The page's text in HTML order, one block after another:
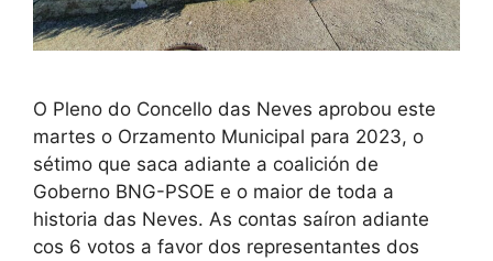
O Pleno do Concello das Neves aprobou este
martes o Orzamento Municipal para 2023, o
sétimo que saca adiante a coalición de
Goberno BNG-PSOE e o maior de toda a
historia das Neves. As contas saíron adiante
cos 6 votos a favor dos representantes dos